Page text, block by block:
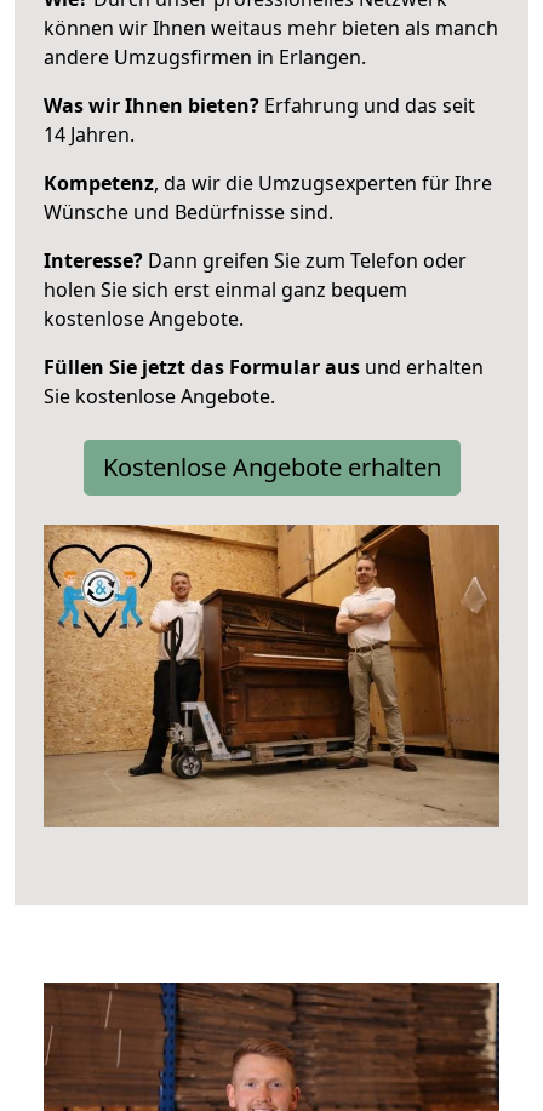
können wir Ihnen weitaus mehr bieten als manch
andere Umzugsfirmen in Erlangen.
Was wir Ihnen bieten? Erfahrung und das seit
14 Jahren.
Kompetenz, da wir die Umzugsexperten für Ihre
Wünsche und Bedürfnisse sind.
Interesse? Dann greifen Sie zum Telefon oder
holen Sie sich erst einmal ganz bequem
kostenlose Angebote.
Füllen Sie jetzt das Formular aus und erhalten
Sie kostenlose Angebote.
Kostenlose Angebote erhalten